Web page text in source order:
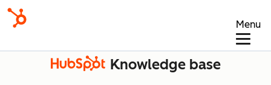
Menu
Knowledge base